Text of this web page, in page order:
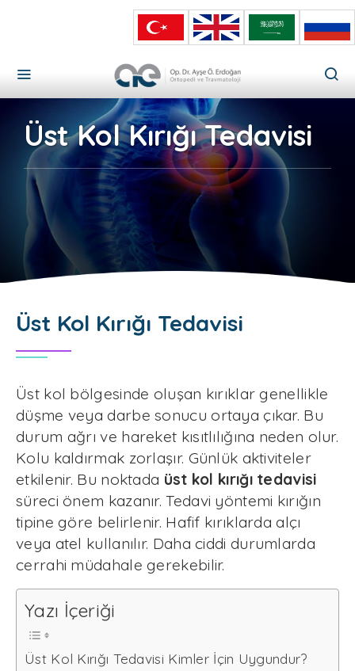
Üst Kol Kırığı Tedavisi
Üst Kol Kırığı Tedavisi
Üst kol bölgesinde oluşan kırıklar genellikle
düşme veya darbe sonucu ortaya çıkar. Bu
durum ağrı ve hareket kısıtlılığına neden olur.
Kolu kaldırmak zorlaşır. Günlük aktiviteler
etkilenir. Bu noktada üst kol kırığı tedavisi
süreci önem kazanır. Tedavi yöntemi kırığın
tipine göre belirlenir. Hafif kırıklarda alçı
veya atel kullanılır. Daha ciddi durumlarda
cerrahi müdahale gerekebilir.
Yazı İçeriği
Üst Kol Kırığı Tedavisi Kimler İçin Uygundur?